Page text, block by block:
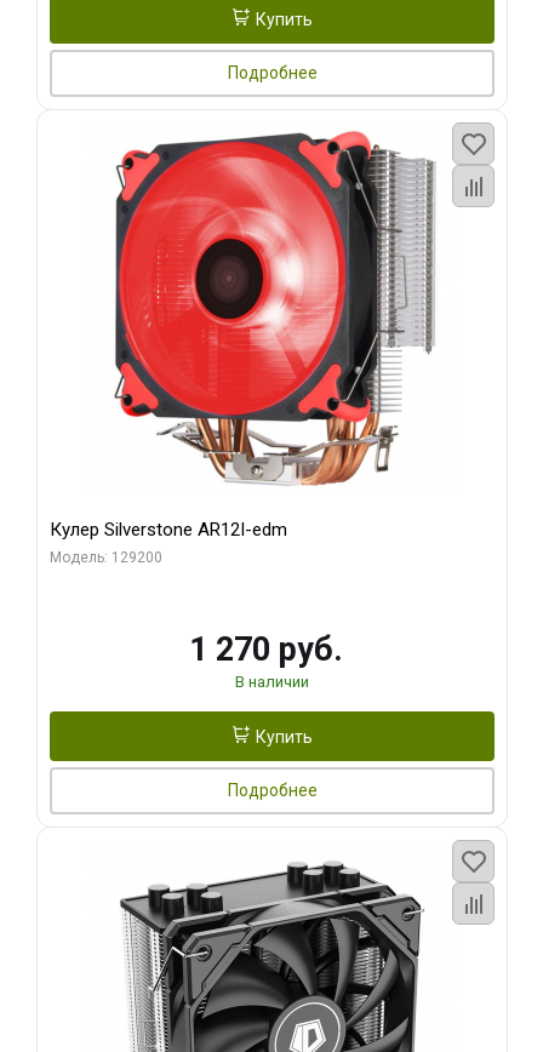
Купить
Подробнее
Кулер Silverstone AR12I-edm
Модель: 129200
1 270 руб.
В наличии
Купить
Подробнее